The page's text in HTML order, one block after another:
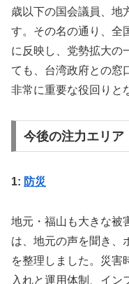
歳以下の国会議員、地
す。その名の通り、全
に反映し、党勢拡大の
ても、台湾政府との窓
非常に重要な役回りと
今後の注力エリア
1: 防災
地元・福山も大きな被
は、地元の声を聞き、
を整理しました。災害
入れと運用体制、イン